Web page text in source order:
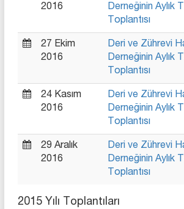
2016
Derneğinin Aylık
Toplantısı
27 Ekim
2016
Deri ve Zührevi
Derneğinin Aylık
Toplantısı
24 Kasım
2016
Deri ve Zührevi
Derneğinin Aylık
Toplantısı
29 Aralık
2016
Deri ve Zührevi
Derneğinin Aylık
Toplantısı
2015 Yılı Toplantıları